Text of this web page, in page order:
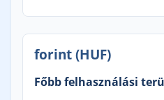
forint (HUF)
Főbb felhasználási